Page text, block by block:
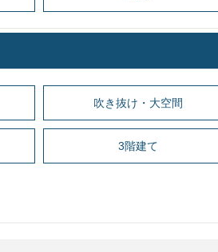
吹き抜け・大空間
3階建て